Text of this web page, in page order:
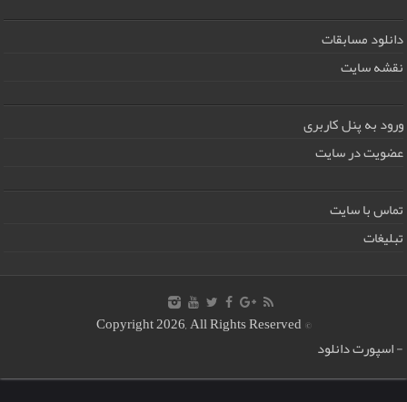
دانلود مسابقات
نقشه سایت
ورود به پنل کاربری
عضویت در سایت
تماس با سایت
تبلیغات
© Copyright 2026, All Rights Reserved
-اسپورت دانلود